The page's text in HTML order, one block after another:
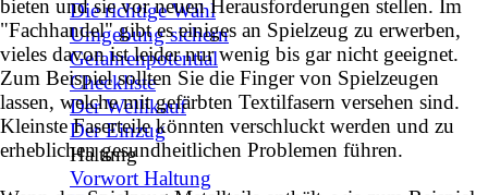
Die richtige Wahl
Umgebung sichern
Gefahrenpotential
Checkliste
Der Wellikauf
Der Einzug
Haltung
Vorwort Haltung
bieten und sie vor neuen Herausforderungen stellen. Im
"Fachhandel" gibt es einiges an Spielzeug zu erwerben,
vieles davon ist leider nur wenig bis gar nicht geeignet.
Zum Beispiel sollten Sie die Finger von Spielzeugen
lassen, welche mit gefärbten Textilfasern versehen sind.
Kleinste Faserteile könnten verschluckt werden und zu
erheblichen gesundheitlichen Problemen führen.